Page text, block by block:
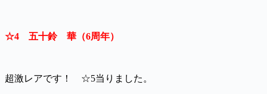
☆4 五十鈴 華（6周年）
超激レアです！ ☆5当りました。